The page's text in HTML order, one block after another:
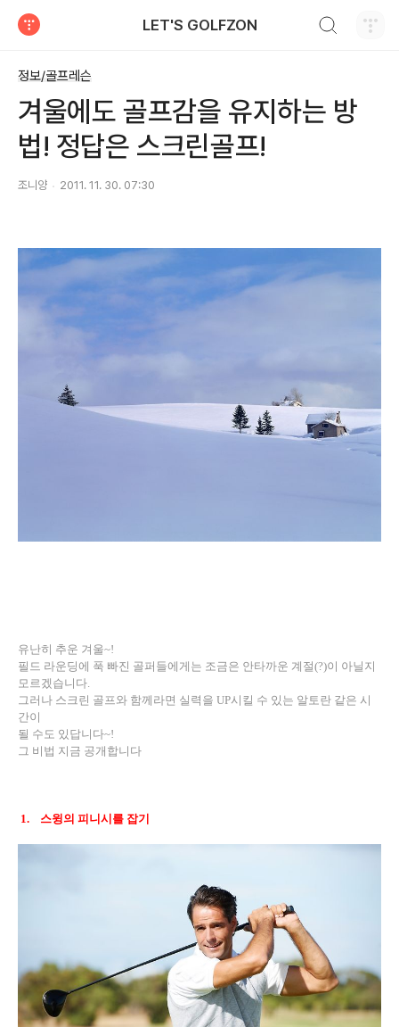
LET'S GOLFZON
정보/골프레슨
겨울에도 골프감을 유지하는 방
법! 정답은 스크린골프!
조니양 2011. 11. 30. 07:30
유난히 추운 겨울~!
필드 라운딩에 푹 빠진 골퍼들에게는 조금은 안타까운 계절(?)이 아닐지
모르겠습니다
그러나 스크린 골프와 함께라면 실력을 UP시킬 수 있는 알토란 같은 시
간이
될 수도 있답니다~!
그 비법 지금 공개합니다
1. 스윙의 피니시를 잡기